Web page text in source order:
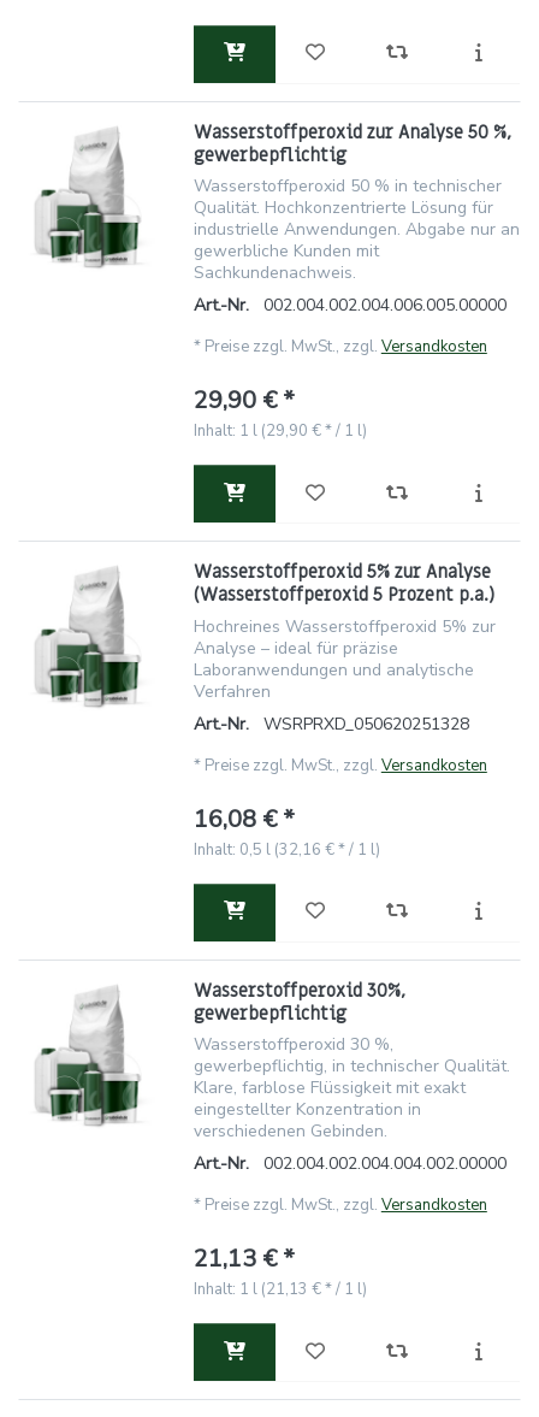
Wasserstoffperoxid zur Analyse 50 %,
gewerbepflichtig
Wasserstoffperoxid 50 % in technischer
Qualität. Hochkonzentrierte Lösung für
industrielle Anwendungen. Abgabe nur an
gewerbliche Kunden mit
Sachkundenachweis.
Art.-Nr.
002.004.002.004.006.005.00000
* Preise zzgl. MwSt., zzgl. Versandkosten
29,90 € *
Inhalt: 1 l (29,90 € * / 1 l)
Wasserstoffperoxid 5% zur Analyse
(Wasserstoffperoxid 5 Prozent p.a.)
Hochreines Wasserstoffperoxid 5% zur
Analyse – ideal für präzise
Laboranwendungen und analytische
Verfahren
Art.-Nr.
WSRPRXD_050620251328
* Preise zzgl. MwSt., zzgl. Versandkosten
16,08 € *
Inhalt: 0,5 l (32,16 € * / 1 l)
Wasserstoffperoxid 30%,
gewerbepflichtig
Wasserstoffperoxid 30 %,
gewerbepflichtig, in technischer Qualität.
Klare, farblose Flüssigkeit mit exakt
eingestellter Konzentration in
verschiedenen Gebinden.
Art.-Nr.
002.004.002.004.004.002.00000
* Preise zzgl. MwSt., zzgl. Versandkosten
21,13 € *
Inhalt: 1 l (21,13 € * / 1 l)